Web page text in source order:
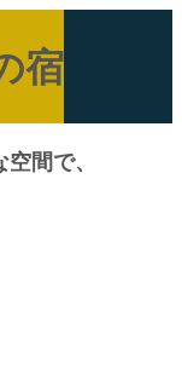
間で、